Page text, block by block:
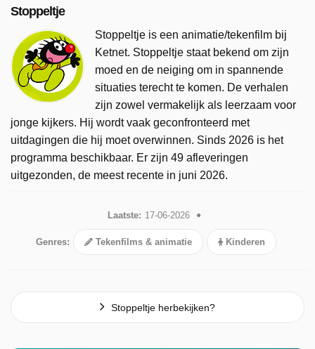
Stoppeltje
Stoppeltje is een animatie/tekenfilm bij
Ketnet. Stoppeltje staat bekend om zijn
moed en de neiging om in spannende
situaties terecht te komen. De verhalen
zijn zowel vermakelijk als leerzaam voor
jonge kijkers. Hij wordt vaak geconfronteerd met
uitdagingen die hij moet overwinnen. Sinds 2026 is het
programma beschikbaar. Er zijn 49 afleveringen
uitgezonden, de meest recente in juni 2026.
Laatste: 17-06-2026
Genres: Tekenfilms & animatie Kinderen
Stoppeltje herbekijken?